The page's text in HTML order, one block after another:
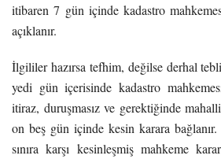
itibaren 7 gün içinde kadastro
açıklanır.
İlgililer hazırsa tefhim, değilse derhal
yedi gün içerisinde kadastro
itiraz, duruşmasız ve gerektiğinde
on beş gün içinde kesin karara
sınıra karşı kesinleşmiş mahkeme